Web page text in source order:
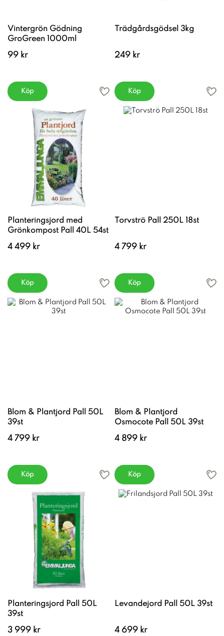
Vintergrön Gödning
GroGreen 1000ml
99 kr
Köp
Trädgårdsgödsel 3kg
249 kr
Köp
Planteringsjord med
Grönkompost Pall 40L 54st
4 499 kr
Köp
Torvströ Pall 250L 18st
4 799 kr
Köp
Blom & Plantjord Pall 50L
39st
4 799 kr
Köp
Blom & Plantjord
Osmocote Pall 50L 39st
4 899 kr
Köp
Planteringsjord Pall 50L
39st
3 999 kr
Levandejord Pall 50L 39st
4 699 kr